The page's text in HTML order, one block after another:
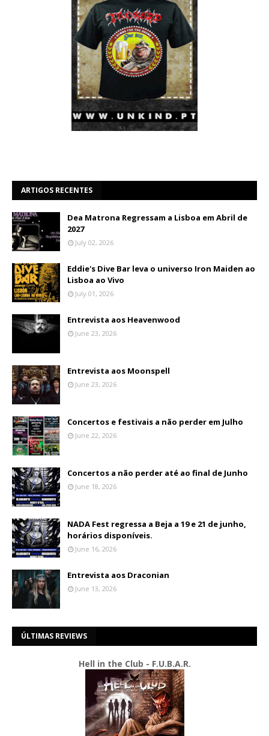
ARTIGOS RECENTES
Dea Matrona Regressam a Lisboa em Abril de
2027
July 02, 2026
Eddie's Dive Bar leva o universo Iron Maiden ao
Lisboa ao Vivo
July 01, 2026
Entrevista aos Heavenwood
June 23, 2026
Entrevista aos Moonspell
June 23, 2026
Concertos e festivais a não perder em Julho
June 22, 2026
Concertos a não perder até ao final de Junho
June 18, 2026
NADA Fest regressa a Beja a 19 e 21 de junho,
horários disponíveis.
June 16, 2026
Entrevista aos Draconian
June 13, 2026
ÚLTIMAS REVIEWS
Hell in the Club - F.U.B.A.R.